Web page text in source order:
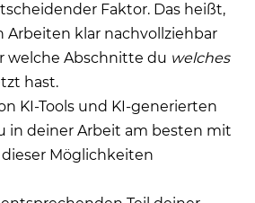
Faktor. Das heißt,
Arbeiten klar nachvollziehbar
welche Abschnitte du welches
hast.
KI-Tools und KI-generierten
in deiner Arbeit am besten mit
Möglichkeiten